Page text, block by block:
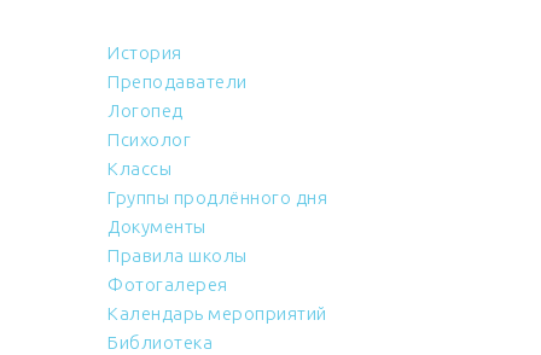
История
Преподаватели
Логопед
Психолог
Классы
Группы продлённого дня
Документы
Правила школы
Фотогалерея
Календарь мероприятий
Библиотека